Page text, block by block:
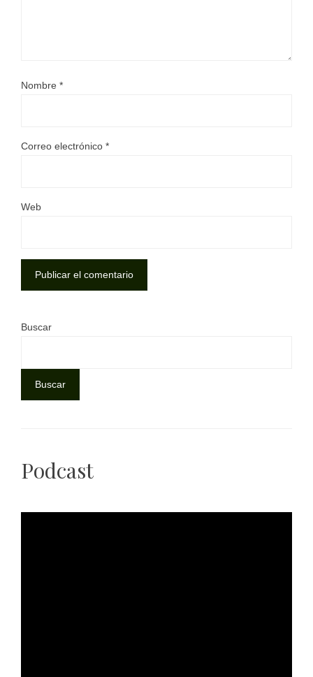
Nombre *
Correo electrónico *
Web
Buscar
Buscar
Podcast